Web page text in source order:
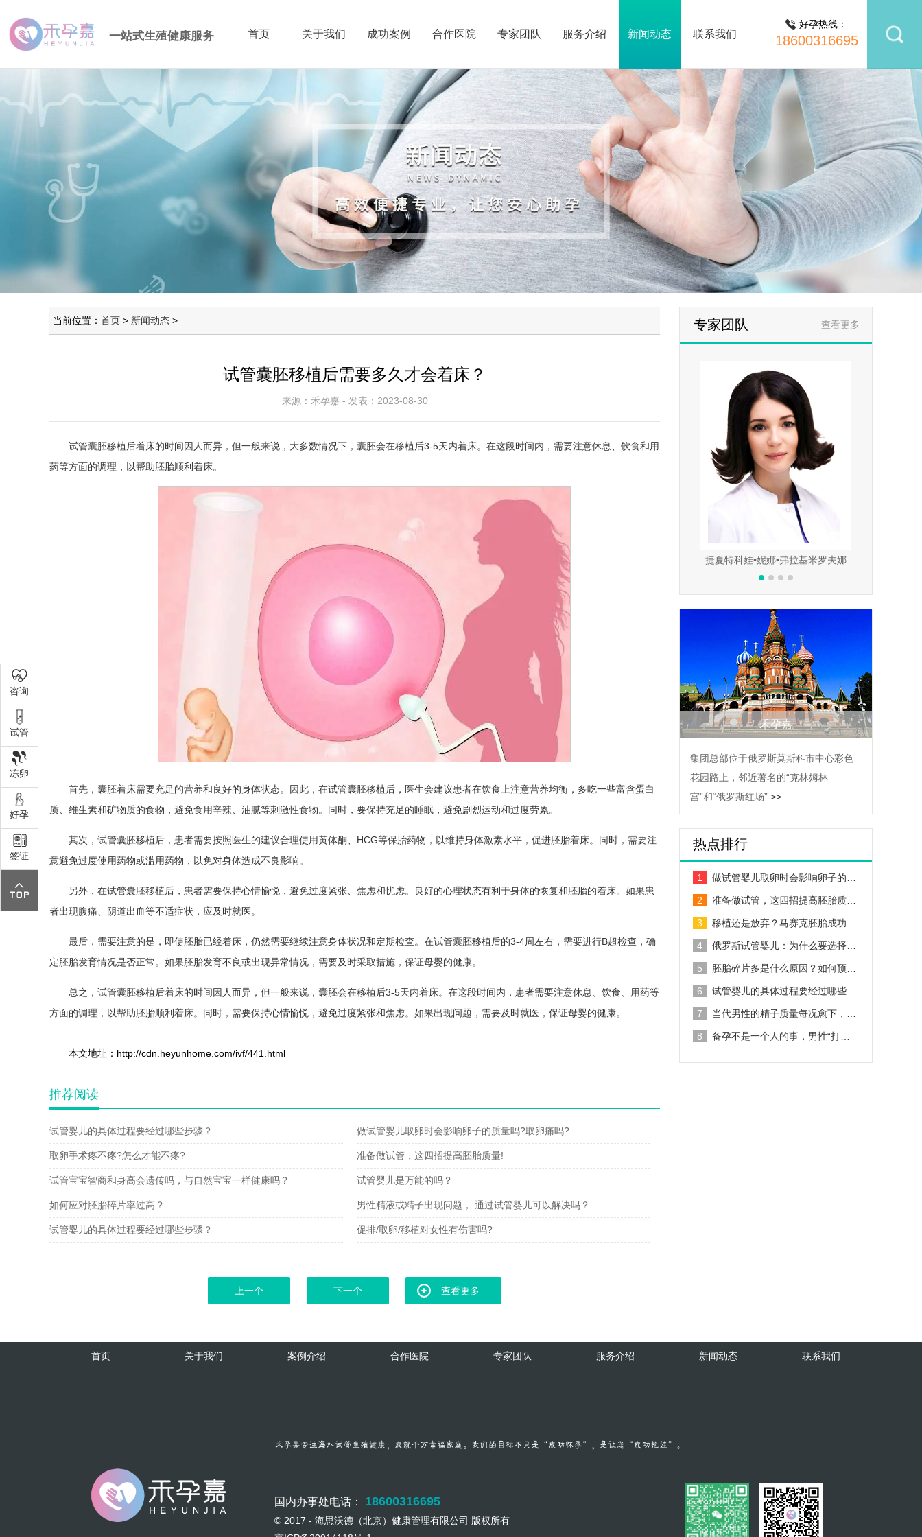
一站式生殖健康服务 首页 关于我们 成功案例 合作医院 专家团队 服务介绍 新闻动态 联系我们
好孕热线：
18600316695
当前位置： 首页 > 新闻动态 >
试管囊胚移植后需要多久才会着床？
来源：禾孕嘉 - 发表：2023-08-30
试管囊胚移植后着床的时间因人而异，但一般来说，大多数情况下，囊胚会在移植后3-5天内着床。在这段时间内，需要注意休息、饮食和用
药等方面的调理，以帮助胚胎顺利着床。
首先，囊胚着床需要充足的营养和良好的身体状态。因此，在试管囊胚移植后，医生会建议患者在饮食上注意营养均衡，多吃一些富含蛋白
质、维生素和矿物质的食物，避免食用辛辣、油腻等刺激性食物。同时，要保持充足的睡眠，避免剧烈运动和过度劳累。
其次，试管囊胚移植后，患者需要按照医生的建议合理使用黄体酮、HCG等保胎药物，以维持身体激素水平，促进胚胎着床。同时，需要注
意避免过度使用药物或滥用药物，以免对身体造成不良影响。
另外，在试管囊胚移植后，患者需要保持心情愉悦，避免过度紧张、焦虑和忧虑。良好的心理状态有利于身体的恢复和胚胎的着床。如果患
者出现腹痛、阴道出血等不适症状，应及时就医。
最后，需要注意的是，即使胚胎已经着床，仍然需要继续注意身体状况和定期检查。在试管囊胚移植后的3-4周左右，需要进行B超检查，确
定胚胎发育情况是否正常。如果胚胎发育不良或出现异常情况，需要及时采取措施，保证母婴的健康。
总之，试管囊胚移植后着床的时间因人而异，但一般来说，囊胚会在移植后3-5天内着床。在这段时间内，患者需要注意休息、饮食、用药等
方面的调理，以帮助胚胎顺利着床。同时，需要保持心情愉悦，避免过度紧张和焦虑。如果出现问题，需要及时就医，保证母婴的健康。
本文地址：http://cdn.heyunhome.com/ivf/441.html
推荐阅读
试管婴儿的具体过程要经过哪些步骤？ 做试管婴儿取卵时会影响卵子的质量吗?取卵痛吗?
取卵手术疼不疼?怎么才能不疼? 准备做试管，这四招提高胚胎质量!
试管宝宝智商和身高会遗传吗，与自然宝宝一样健康吗？ 试管婴儿是万能的吗？
如何应对胚胎碎片率过高？ 男性精液或精子出现问题， 通过试管婴儿可以解决吗？
试管婴儿的具体过程要经过哪些步骤？ 促排/取卵/移植对女性有伤害吗?
上一个 下一个 查看更多
专家团队 查看更多
巴达波夫•米哈伊尔•叶夫根维尼奇 捷夏特科娃•妮娜•弗拉基米罗夫娜
禾孕嘉
集团总部位于俄罗斯莫斯科市中心彩色
花园路上，邻近著名的“克林姆林
宫”和“俄罗斯红场” >>
热点排行
1 做试管婴儿取卵时会影响卵子的…
2 准备做试管，这四招提高胚胎质…
3 移植还是放弃？马赛克胚胎成功…
4 俄罗斯试管婴儿：为什么要选择…
5 胚胎碎片多是什么原因？如何预…
6 试管婴儿的具体过程要经过哪些…
7 当代男性的精子质量每况愈下，…
8 备孕不是一个人的事，男性“打…
首页 关于我们 案例介绍 合作医院 专家团队 服务介绍 新闻动态 联系我们
国内办事处电话： 18600316695
© 2017 - 海思沃德（北京）健康管理有限公司 版权所有
咨询
试管
冻卵
好孕
签证